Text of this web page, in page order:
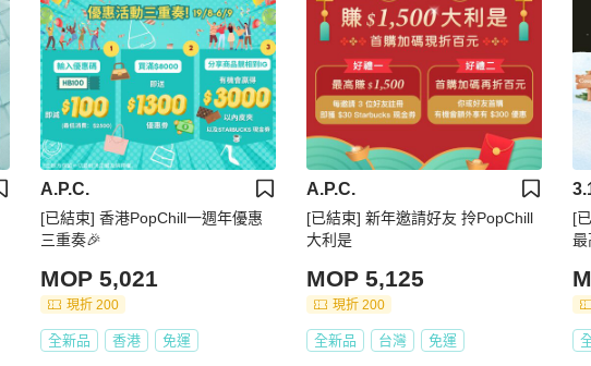
A.P.C.
[已結束] 香港PopChill一週年優惠
三重奏🎉
MOP 5,021
現折 200
全新品 香港 免運
A.P.C.
[已結束] 新年邀請好友 拎PopChill
大利是
MOP 5,125
現折 200
全新品 台灣 免運
[
最